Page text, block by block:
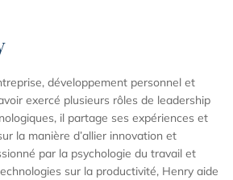
développement personnel et
exercé plusieurs rôles de leadership
il partage ses expériences et
la manière d’allier innovation et
par la psychologie du travail et
sur la productivité, Henry aide